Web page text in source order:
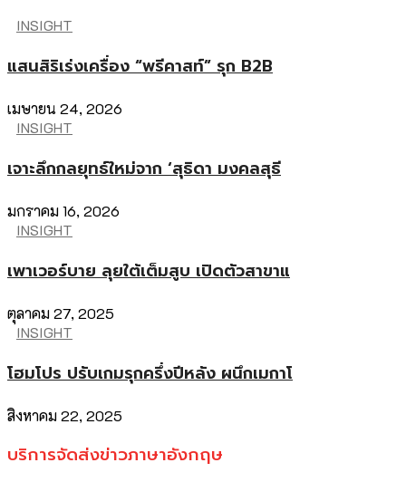
INSIGHT
แสนสิริเร่งเครื่อง “พรีคาสท์” รุก B2B
เมษายน 24, 2026
INSIGHT
เจาะลึกกลยุทธ์ใหม่จาก ‘สุธิดา มงคลสุธี
มกราคม 16, 2026
INSIGHT
เพาเวอร์บาย ลุยใต้เต็มสูบ เปิดตัวสาขาแ
ตุลาคม 27, 2025
INSIGHT
โฮมโปร ปรับเกมรุกครึ่งปีหลัง ผนึกเมกาโ
สิงหาคม 22, 2025
บริการจัดส่งข่าวภาษาอังกฤษ